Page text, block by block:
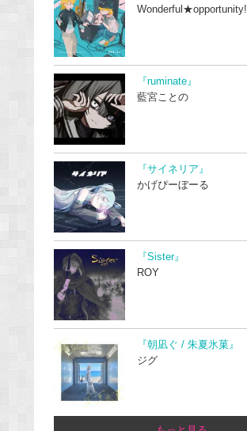
Wonderful★opportunity!
『ruminate』
藍宮ことの
『サイネリア』
かげぴーぼーる
『Sister』
ROY
『朝凪ぐ / 朱夏氷菓』
ジグ